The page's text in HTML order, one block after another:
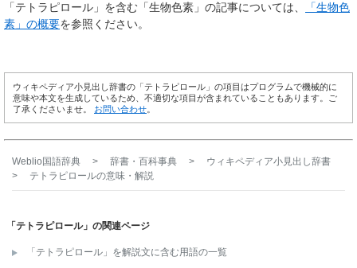
「テトラピロール」を含む「生物色素」の記事については、
「生物色
素」の概要を参照ください。
ウィキペディア小見出し辞書の「テトラピロール」の項目はプログラムで機械的に
意味や本文を生成しているため、不適切な項目が含まれていることもあります。ご
了承くださいませ。 お問い合わせ
Weblio国語辞典 > 辞書・百科事典 >
ウィキペディア小見出し辞書
>
テトラピロールの意味・解説
「テトラピロール」の関連ページ
「テトラピロール」を解説文に含む用語の一覧